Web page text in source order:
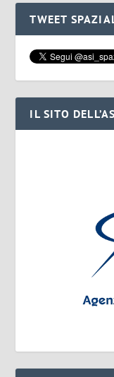
TWEET
IL SITO